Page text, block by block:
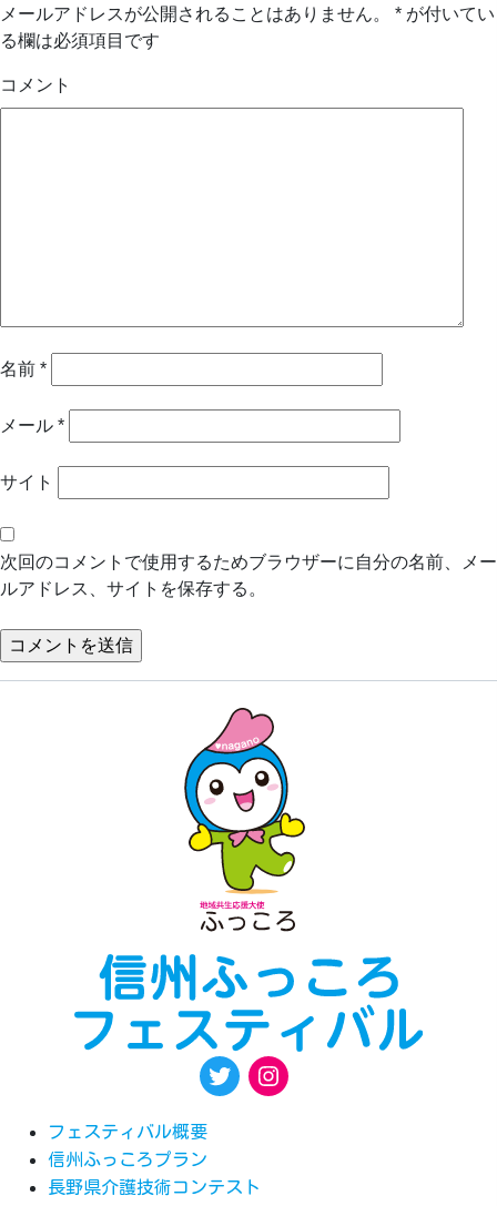
メールアドレスが公開されることはありません。 * が付いてい
る欄は必須項目です
コメント
名前 *
メール *
サイト
次回のコメントで使用するためブラウザーに自分の名前、メー
ルアドレス、サイトを保存する。
フェスティバル概要
信州ふっころプラン
長野県介護技術コンテスト